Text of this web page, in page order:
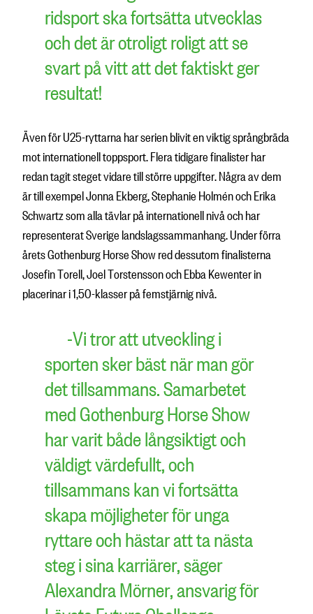
ridsport ska fortsätta utvecklas
och det är otroligt roligt att se
svart på vitt att det faktiskt ger
resultat!
Även för U25-ryttarna har serien blivit en viktig språngbräda
mot internationell toppsport. Flera tidigare finalister har
redan tagit steget vidare till större uppgifter. Några av dem
är till exempel Jonna Ekberg, Stephanie Holmén och Erika
Schwartz som alla tävlar på internationell nivå och har
representerat Sverige landslagssammanhang. Under förra
årets Gothenburg Horse Show red dessutom finalisterna
Josefin Torell, Joel Torstensson och Ebba Kewenter in
placerinar i 1,50-klasser på femstjärnig nivå.
-Vi tror att utveckling i
sporten sker bäst när man gör
det tillsammans. Samarbetet
med Gothenburg Horse Show
har varit både långsiktigt och
väldigt värdefullt, och
tillsammans kan vi fortsätta
skapa möjligheter för unga
ryttare och hästar att ta nästa
steg i sina karriärer, säger
Alexandra Mörner, ansvarig för